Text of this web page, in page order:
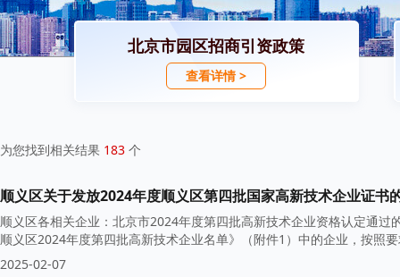
北京市园区招商引资政策
查看详情 >
为您找到相关结果 183 个
顺义区关于发放2024年度顺义区第四批国家高新技术企业证书
顺义区各相关企业：北京市2024年度第四批高新技术企业资格认定通
顺义区2024年度第四批高新技术企业名单》（附件1）中的企业，按照
2025-02-07